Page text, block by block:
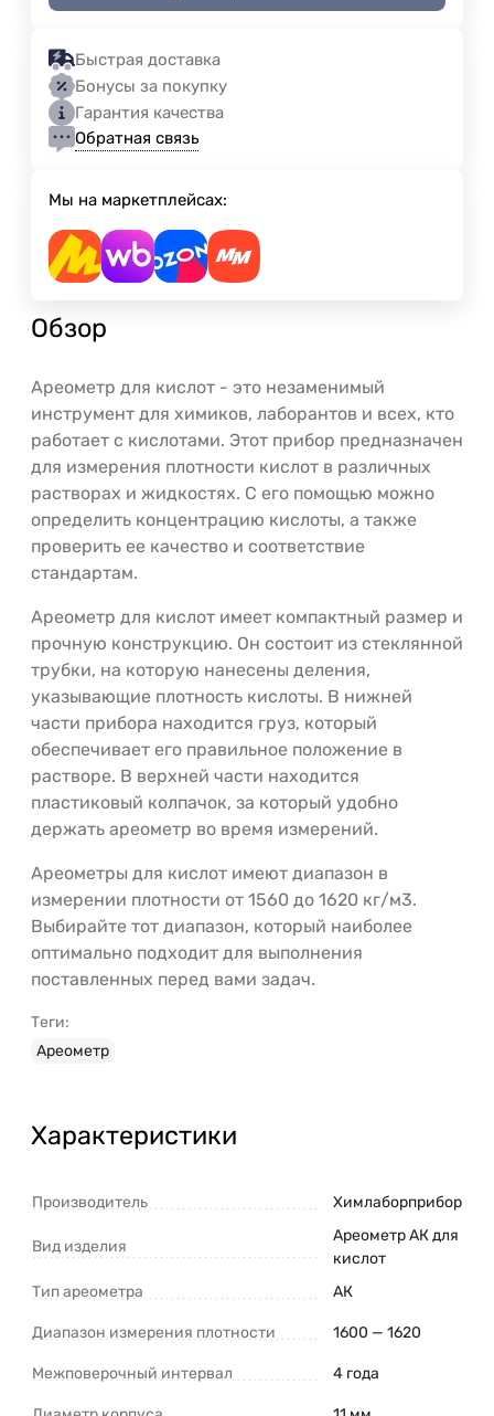
Быстрая доставка
Бонусы за покупку
Гарантия качества
Обратная связь
Мы на маркетплейсах:
Обзор
Ареометр для кислот - это незаменимый
инструмент для химиков, лаборантов и всех, кто
работает с кислотами. Этот прибор предназначен
для измерения плотности кислот в различных
растворах и жидкостях. С его помощью можно
определить концентрацию кислоты, а также
проверить ее качество и соответствие
стандартам.
Ареометр для кислот имеет компактный размер и
прочную конструкцию. Он состоит из стеклянной
трубки, на которую нанесены деления,
указывающие плотность кислоты. В нижней
части прибора находится груз, который
обеспечивает его правильное положение в
растворе. В верхней части находится
пластиковый колпачок, за который удобно
держать ареометр во время измерений.
Ареометры для кислот имеют диапазон в
измерении плотности от 1560 до 1620 кг/м3.
Выбирайте тот диапазон, который наиболее
оптимально подходит для выполнения
поставленных перед вами задач.
Теги:
Ареометр
Характеристики
Производитель Химлаборприбор
Вид изделия
Ареометр АК для
кислот
Тип ареометра
АК
Диапазон измерения плотности 1600 — 1620
Межповерочный интервал 4 года